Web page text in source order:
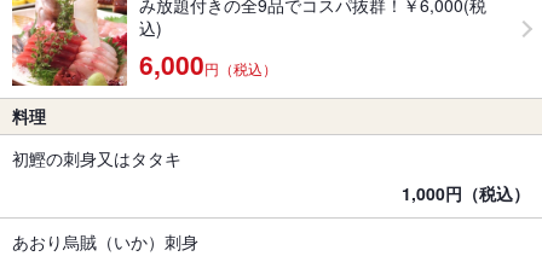
込)
6,000円（税込）
料理
初鰹の刺身又はタタキ
1,000円（税込）
あおり烏賊（いか）刺身